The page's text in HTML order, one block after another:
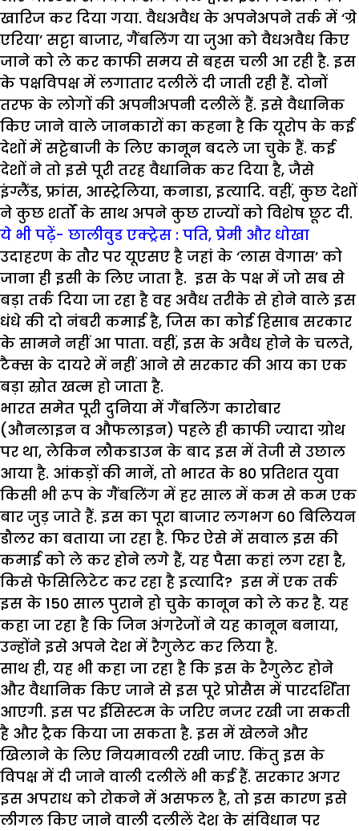
खारिज कर दिया गया. वैधअवैध के अपनेअपने तर्क में ‘ग्रे
एरिया’ सट्टा बाजार, गैंबलिंग या जुआ को वैधअवैध किए
जाने को ले कर काफी समय से बहस चली आ रही है. इस
के पक्षविपक्ष में लगातार दलीलें दी जाती रही हैं. दोनों
तरफ के लोगों की अपनीअपनी दलीलें हैं. इसे वैधानिक
किए जाने वाले जानकारों का कहना है कि यूरोप के कई
देशों में सट्टेबाजी के लिए कानून बदले जा चुके हैं. कई
देशों ने तो इसे पूरी तरह वैधानिक कर दिया है, जैसे
इंग्लैंड, फ्रांस, आस्ट्रेलिया, कनाडा, इत्यादि. वहीं, कुछ देशों
ने कुछ शर्तों के साथ अपने कुछ राज्यों को विशेष छूट दी.
ये भी पढ़ें- छालीवुड एक्ट्रेस : पति, प्रेमी और धोखा
उदाहरण के तौर पर यूएसए है जहां के ‘लास वेगास’ को
जाना ही इसी के लिए जाता है. इस के पक्ष में जो सब से
बड़ा तर्क दिया जा रहा है वह अवैध तरीके से होने वाले इस
धंधे की दो नंबरी कमाई है, जिस का कोई हिसाब सरकार
के सामने नहीं आ पाता. वहीं, इस के अवैध होने के चलते,
टैक्स के दायरे में नहीं आने से सरकार की आय का एक
बड़ा स्रोत खत्म हो जाता है.
भारत समेत पूरी दुनिया में गैंबलिंग कारोबार
(औनलाइन व औफलाइन) पहले ही काफी ज्यादा ग्रोथ
पर था, लेकिन लौकडाउन के बाद इस में तेजी से उछाल
आया है. आंकड़ों की मानें, तो भारत के 80 प्रतिशत युवा
किसी भी रूप के गैंबलिंग में हर साल में कम से कम एक
बार जुड़ जाते हैं. इस का पूरा बाजार लगभग 60 बिलियन
डौलर का बताया जा रहा है. फिर ऐसे में सवाल इस की
कमाई को ले कर होने लगे हैं, यह पैसा कहां लग रहा है,
किसे फेसिलिटेट कर रहा है इत्यादि? इस में एक तर्क
इस के 150 साल पुराने हो चुके कानून को ले कर है. यह
कहा जा रहा है कि जिन अंगरेजों ने यह कानून बनाया,
उन्होंने इसे अपने देश में रैगुलेट कर लिया है.
साथ ही, यह भी कहा जा रहा है कि इस के रैगुलेट होने
और वैधानिक किए जाने से इस पूरे प्रोसैस में पारदर्शिता
आएगी. इस पर ईसिस्टम के जरिए नजर रखी जा सकती
है और ट्रैक किया जा सकता है. इस में खेलने और
खिलाने के लिए नियमावली रखी जाए. किंतु इस के
विपक्ष में दी जाने वाली दलीलें भी कई हैं. सरकार अगर
इस अपराध को रोकने में असफल है, तो इस कारण इसे
लीगल किए जाने वाली दलीलें देश के संविधान पर